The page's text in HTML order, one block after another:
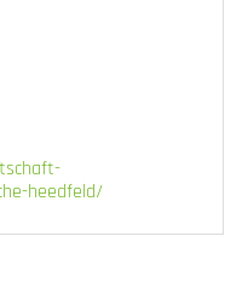
heedfeld/